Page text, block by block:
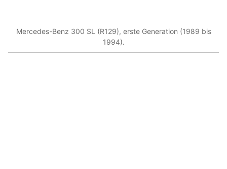
Mercedes-Benz 300 SL (R129), erste Generation (1989 bis
1994).